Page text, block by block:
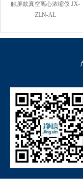
触屏款真空离心浓缩仪 JX-
ZLN-AL